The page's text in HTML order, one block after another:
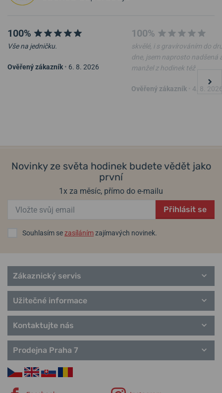
A990.CLOCK.11SBC
100%
Vše na jedničku.
Ověřený zákazník • 6. 8. 2026
100%
skvělé, i s gravírováním do
dne, jsem naprosto nadšená
manžel z hodinek též
Ověřený zákazník 4. 8.
Novinky ze světa hodinek budete vědět jako
první
1x za měsíc, přímo do e-mailu
Přihlásit se
Souhlasím sezasílánímzajímavých novinek.
Zákaznický servis
Užitečné informace
Kontaktujte nás
Prodejna Praha 7